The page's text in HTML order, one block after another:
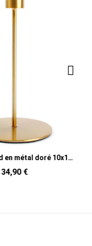
Bougeoir rond en métal doré 10x10x20 cm Pillar
34,90 €